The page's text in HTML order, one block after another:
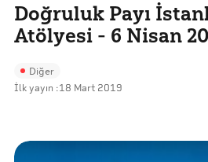
Doğruluk Payı
Atölyesi - 6 Nisan
Diğer
İlk yayın :18 Mart 2019